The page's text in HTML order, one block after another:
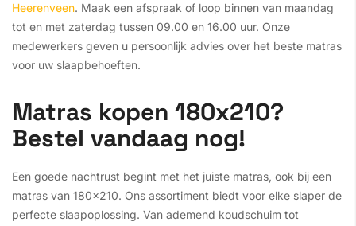
Heerenveen. Maak een afspraak of loop binnen van maandag
tot en met zaterdag tussen 09.00 en 16.00 uur. Onze
medewerkers geven u persoonlijk advies over het beste matras
voor uw slaapbehoeften.
Matras kopen 180x210?
Bestel vandaag nog!
Een goede nachtrust begint met het juiste matras, ook bij een
matras van 180x210. Ons assortiment biedt voor elke slaper de
perfecte slaapoplossing. Van ademend koudschuim tot